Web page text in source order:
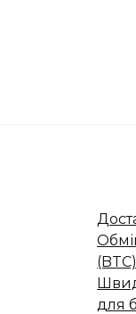
(BTC)
для